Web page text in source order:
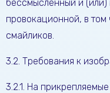
бессмысленный и (или)
провокационной, в
смайликов.
3.2. Требования к
3.2.1. На